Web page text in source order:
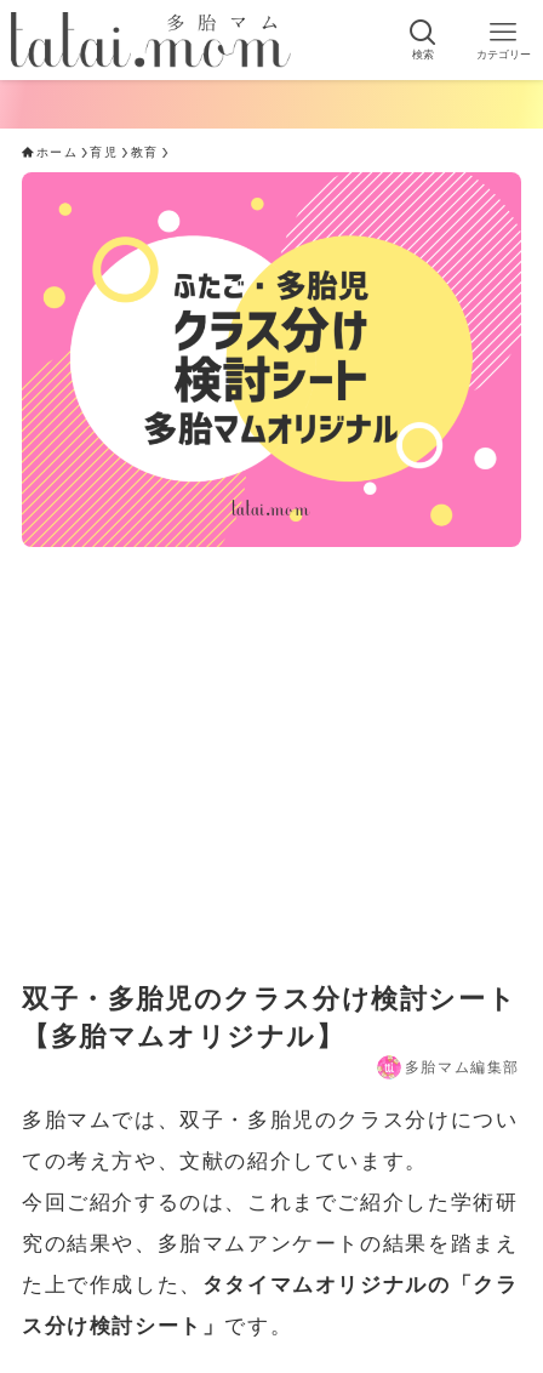
検索 カテゴリー
ホーム 育児 教育
双子・多胎児のクラス分け検討シート
【多胎マムオリジナル】
多胎マム編集部
多胎マムでは、双子・多胎児のクラス分けについ
ての考え方や、文献の紹介しています。
今回ご紹介するのは、これまでご紹介した学術研
究の結果や、多胎マムアンケートの結果を踏まえ
た上で作成した、 タタイマムオリジナルの「クラ
ス分け検討シート」 です。